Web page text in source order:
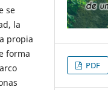
se
la
propia
forma
PDF